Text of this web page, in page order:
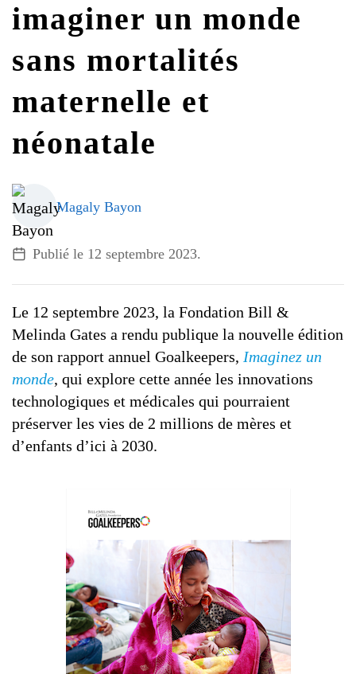
G7 / G20
TOUS LES THÈMES
VIDÉOS
imaginer un monde
sans mortalités
maternelle et
néonatale
Magaly Bayon
Publié le 12 septembre 2023.
Le 12 septembre 2023, la Fondation Bill &
Melinda Gates a rendu publique la nouvelle édition
de son rapport annuel Goalkeepers, Imaginez un
monde, qui explore cette année les innovations
technologiques et médicales qui pourraient
préserver les vies de 2 millions de mères et
d’enfants d’ici à 2030.